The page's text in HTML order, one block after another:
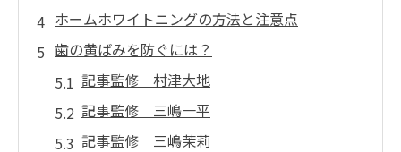
ホームホワイトニングの方法と注意点
歯の黄ばみを防ぐには？
記事監修 村津大地
記事監修 三嶋一平
記事監修 三嶋茉莉